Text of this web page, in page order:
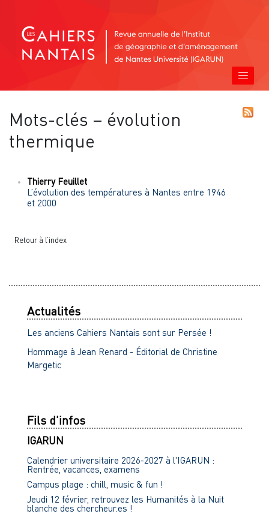
Mots-clés – évolution
thermique
Thierry Feuillet
L’évolution des températures à Nantes entre 1946
et 2000
Retour à l’index
Actualités
Les anciens Cahiers Nantais sont sur Persée !
Hommage à Jean Renard - Éditorial de Christine
Margetic
Fils d'infos
IGARUN
Calendrier universitaire 2026-2027 à l'IGARUN :
Rentrée, vacances, examens
Campus plage : chill, music & fun !
Jeudi 12 février, retrouvez les Humanités à la Nuit
blanche des chercheur.es !